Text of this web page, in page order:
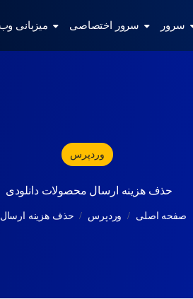
سرور سرور اختصاصی میزبانی وب
وردپرس
حذف هزینه ارسال محصولات دانلودی
صفحه اصلی وردپرس حذف هزینه